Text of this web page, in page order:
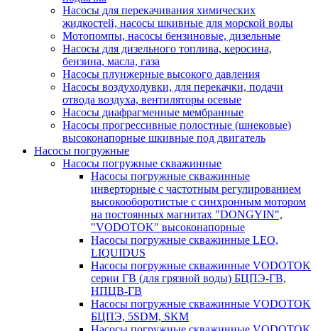
Насосы для перекачивания химических
жидкостей, насосы шкивные для морской воды
Мотопомпы, насосы бензиновые, дизельные
Насосы для дизельного топлива, керосина,
бензина, масла, газа
Насосы плунжерные высокого давления
Насосы воздуходувки, для перекачки, подачи
отвода воздуха, вентиляторы осевые
Насосы диафрагменные мембранные
Насосы прогрессивные полостные (шнековые)
высоконапорные шкивные под двигатель
Насосы погружные
Насосы погружные скважинные
Насосы погружные скважинные
инверторные с частотным регулированием
высокооборотистые с синхронным мотором
на постоянных магнитах "DONGYIN",
"VODOTOK" высоконапорные
Насосы погружные скважинные LEO,
LIQUIDUS
Насосы погружные скважинные VODOTOK
серии ГВ (для грязной воды) БЦПЭ-ГВ,
НПЦВ-ГВ
Насосы погружные скважинные VODOTOK
БЦПЭ, 5SDM, SKM